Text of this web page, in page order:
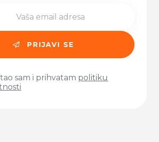
sam i prihvatam politiku